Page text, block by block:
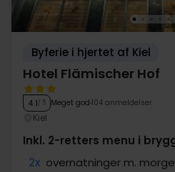
Byferie i hjertet af Kiel
Hotel Flämischer Hof
4.1/ 5 Meget god 104 anmeldelser
Kiel
Inkl. 2-retters menu i
2x overnatninger m.